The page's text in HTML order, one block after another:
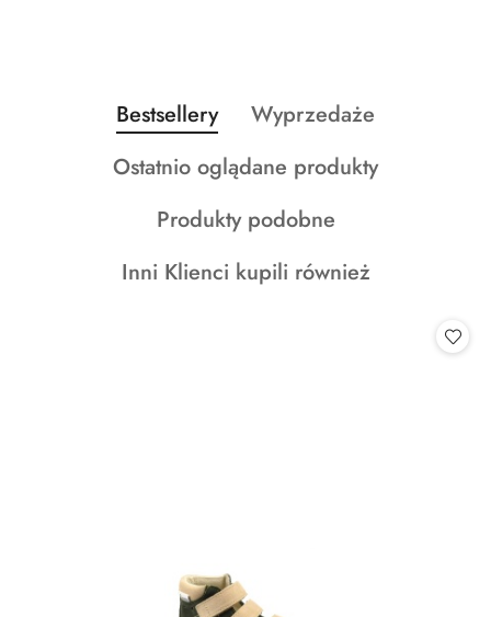
Pomiń karuzelę produktów
Produkty
o
statusie:
Bestsellery
Produkty
statusie:
Wyprzedaże
Produkty
statusie:
Ostatnio oglądane produkty
Produkty
statusie:
Produkty podobne
Produkty
Inni Klienci kupili również